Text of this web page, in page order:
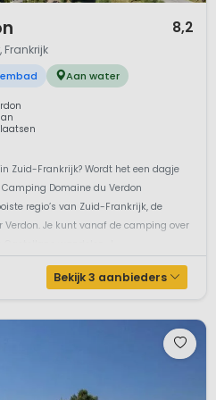
regen. De strakblauwe
mooie stranden zijn dus ideaal
vakantie heeft Provence-
veel te bieden. Zo
Grand Canyon du
je kan wandelen en
uitzicht.
Ventoux
schilders hebben hun
maakte onze Nederlandse
Arles
8,2
Aan water
Zuid-Frankrijk? Wordt het een dagje
Domaine du Verdon
regio’s van Zuid-Frankrijk, de
Verdon. Je kunt vanaf de camping over
Bekijk 3 aanbieders